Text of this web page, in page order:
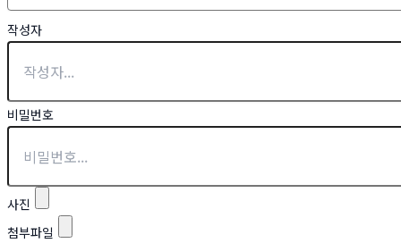
작성자
비밀번호
사진
첨부파일